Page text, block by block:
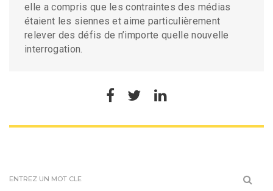
elle a compris que les contraintes des médias
étaient les siennes et aime particulièrement
relever des défis de n’importe quelle nouvelle
interrogation.